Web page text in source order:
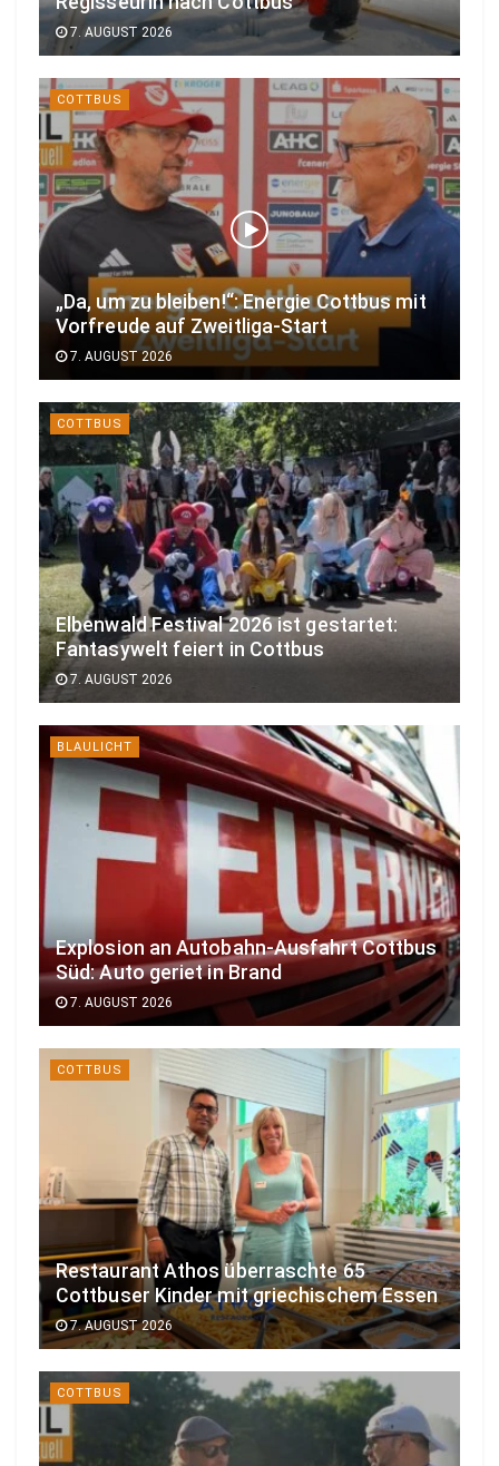
7. AUGUST 2026
COTTBUS
„Da, um zu bleiben!“: Energie Cottbus mit
Vorfreude auf Zweitliga-Start
7. AUGUST 2026
COTTBUS
Elbenwald Festival 2026 ist gestartet:
Fantasywelt feiert in Cottbus
7. AUGUST 2026
BLAULICHT
Explosion an Autobahn-Ausfahrt Cottbus
Süd: Auto geriet in Brand
7. AUGUST 2026
COTTBUS
Restaurant Athos überraschte 65
Cottbuser Kinder mit griechischem Essen
7. AUGUST 2026
COTTBUS